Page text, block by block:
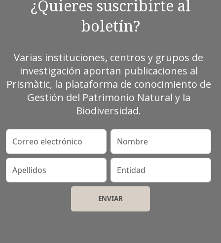
¿Quieres suscribirte al
boletín?
Varias instituciones, centros y grupos de
investigación aportan publicaciones al
Prismàtic, la plataforma de conocimiento de
Gestión del Patrimonio Natural y la
Biodiversidad.
Correo electrónico Nombre
Apellidos Entidad